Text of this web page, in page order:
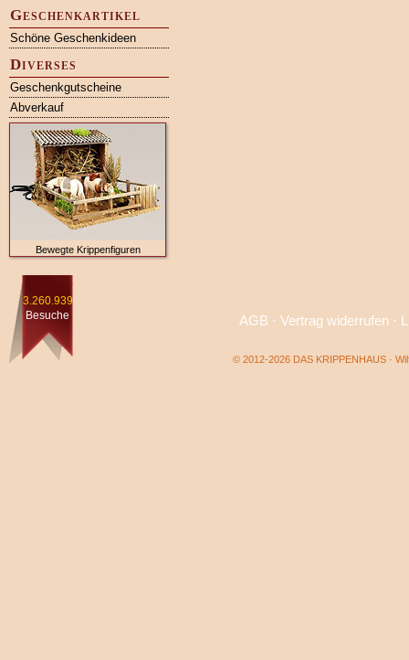
Geschenkartikel
Schöne Geschenkideen
Diverses
Geschenkgutscheine
Abverkauf
Bewegte Krippenfiguren
3.260.939
Besuche
AGB · Vertrag widerrufen·
© 2012-2026 DAS KRIPPENHAUS ·